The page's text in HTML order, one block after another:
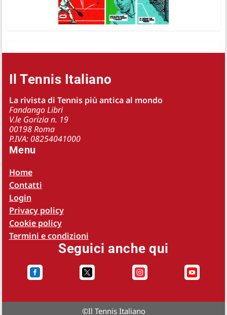
Il Tennis Italiano
La rivista di Tennis più antica al mondo
Fandango Libri
V.le Gorizia n. 19
00198 Roma
P.IVA: 08254041000
Menu
Home
Contatti
Login
Privacy policy
Cookie policy
Termini e condizioni
Seguici anche qui
   
©Il Tennis Italiano